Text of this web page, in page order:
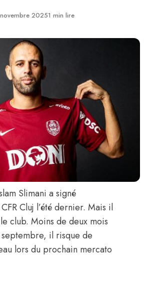
20251 min lire
Slimani a signé
Cluj l’été dernier. Mais il
club. Moins de deux mois
il risque de
lors du prochain mercato